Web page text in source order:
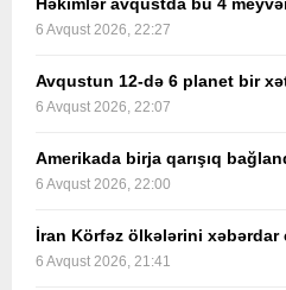
6 Avqust 2026, 22:27
Avqustun 12-də 6 planet bir
6 Avqust 2026, 22:07
Amerikada birja qarışıq
6 Avqust 2026, 22:00
İran Körfəz ölkələrini xəbərdar
6 Avqust 2026, 21:41